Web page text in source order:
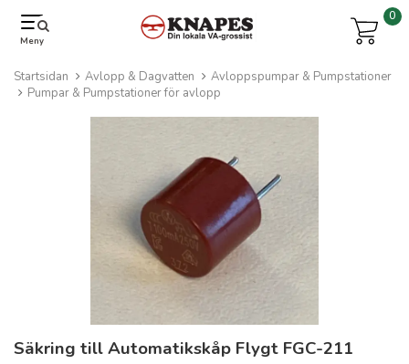
Meny
0
Startsidan Avlopp & Dagvatten
Avloppspumpar & Pumpstationer
Pumpar & Pumpstationer för avlopp
Säkring till Automatikskåp Flygt FGC-211